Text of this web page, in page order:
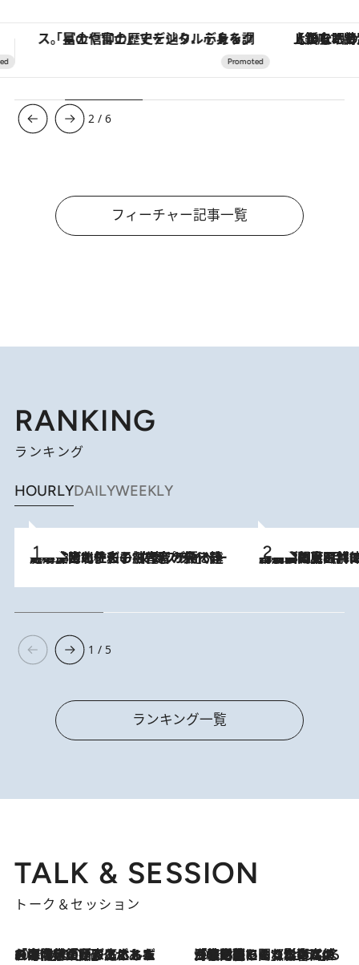
【銀座で出合う最旬美容】美髪ケアや上質な眠り…セルフケアのアップデートから、特別な名入れギフトまで。大人のための「ReFa GINZA」クルーズ
3 /6
フィーチャー記事一覧
RANKING
ランキング
HOURLYDAILYWEEKLY
2026.8.3
《「文士の子ども被害者の会」発足！》阿川佐和子（72）が語る遠藤周作に北杜夫、劇作家・矢代静一の子どもたちの“文豪プライベート事件簿” 2026.8.8
「最後に見られてよかった」上野動物園の東園パンダ舎が解体前に特別公開。8月16日まで延長されたパネル展と共に辿る“半世紀”のパンダ飼育《解体工事の図面あり》
1 / 5
ランキング一覧
TALK & SESSION
トーク＆セッション
2026.8.3
「今後値上げがあるとすれば…」「リスクがあるのは今年の冬」エネルギー専門家が語る、ホルムズ海峡封鎖が家庭にもたらす“ある心配” 2026.8.3
「住宅建てられない…」「サーチャージ料の高値が続いている」ホルムズ海峡封鎖による影響はいつまで続く？《エネルギー専門家に聞く“どうなる日本の暮らし”》